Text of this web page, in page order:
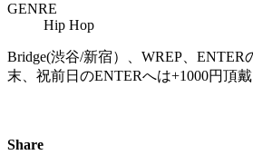
GENRE
Hip Hop
Bridge(渋谷/新宿）、WREP、
末、祝前日のENTERへは+1000円頂戴
Share